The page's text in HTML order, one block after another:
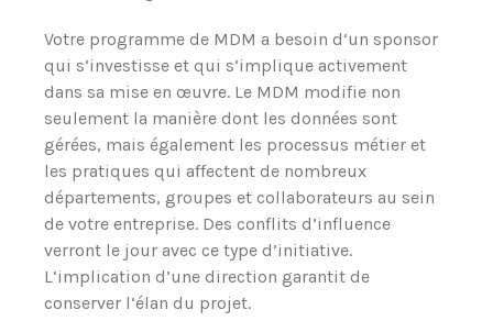
Votre programme de MDM a besoin d‘un sponsor
qui s‘investisse et qui s‘implique activement
dans sa mise en œuvre. Le MDM modifie non
seulement la manière dont les données sont
gérées, mais également les processus métier et
les pratiques qui affectent de nombreux
départements, groupes et collaborateurs au sein
de votre entreprise. Des conflits d’influence
verront le jour avec ce type d’initiative.
L‘implication d’une direction garantit de
conserver l‘élan du projet.